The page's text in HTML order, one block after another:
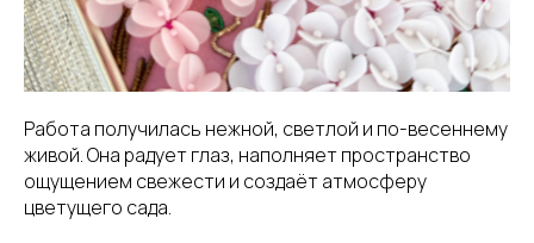
Работа получилась нежной, светлой и по-весеннему
живой. Она радует глаз, наполняет пространство
ощущением свежести и создаёт атмосферу
цветущего сада.